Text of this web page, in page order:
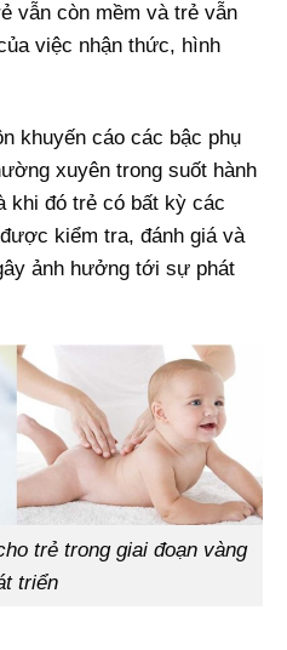
vẫn còn mềm và trẻ vẫn
việc nhận thức, hình
khuyến cáo các bậc phụ
xuyên trong suốt hành
khi đó trẻ có bất kỳ các
kiểm tra, đánh giá và
ảnh hưởng tới sự phát
trẻ trong giai đoạn vàng
triển